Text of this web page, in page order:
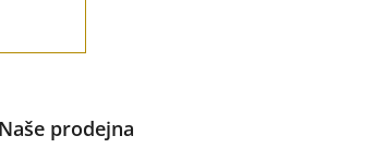
Naše prodejna